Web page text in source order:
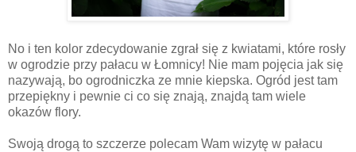
No i ten kolor zdecydowanie zgrał się z kwiatami, które rosły
w ogrodzie przy pałacu w Łomnicy! Nie mam pojęcia jak się
nazywają, bo ogrodniczka ze mnie kiepska. Ogród jest tam
przepiękny i pewnie ci co się znają, znajdą tam wiele
okazów flory.
Swoją drogą to szczerze polecam Wam wizytę w pałacu